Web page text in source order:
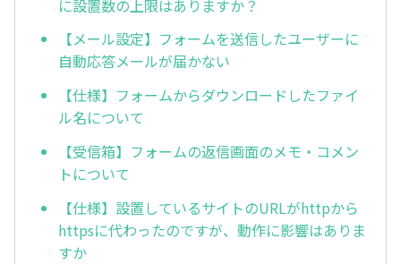
に設置数の上限はありますか？
【メール設定】フォームを送信したユーザーに
自動応答メールが届かない
【仕様】フォームからダウンロードしたファイ
ル名について
【受信箱】フォームの返信画面のメモ・コメン
トについて
【仕様】設置しているサイトのURLがhttpから
httpsに代わったのですが、動作に影響はありま
すか